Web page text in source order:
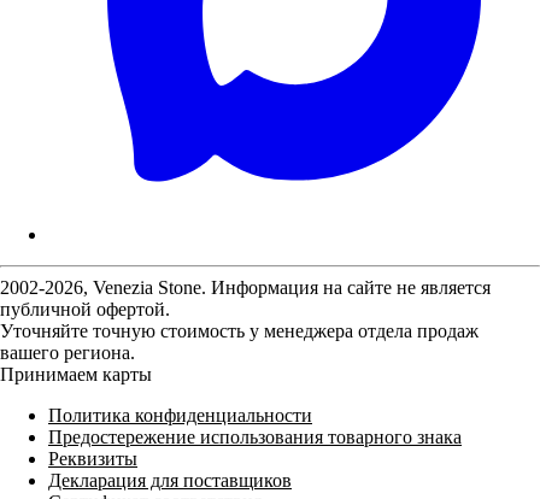
2002-2026, Venezia Stone. Информация на сайте не является
публичной офертой.
Уточняйте точную стоимость у менеджера отдела продаж
вашего региона.
Принимаем карты
Политика конфиденциальности
Предостережение использования товарного знака
Реквизиты
Декларация для поставщиков